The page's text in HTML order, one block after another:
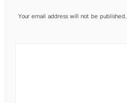
Your email address will not be published.